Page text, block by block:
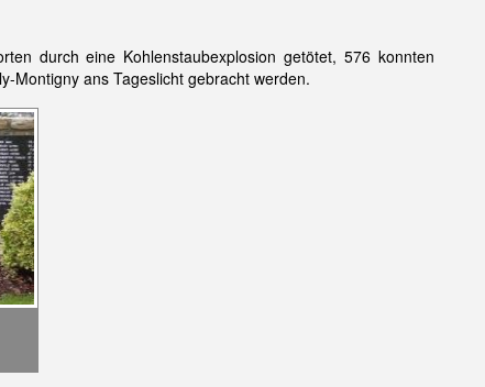
durch eine Kohlenstaubexplosion getötet, 576 konnten
Montigny ans Tageslicht gebracht werden.